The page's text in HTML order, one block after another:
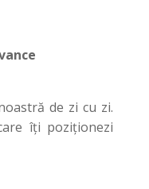
de zi cu zi.
îți poziționezi